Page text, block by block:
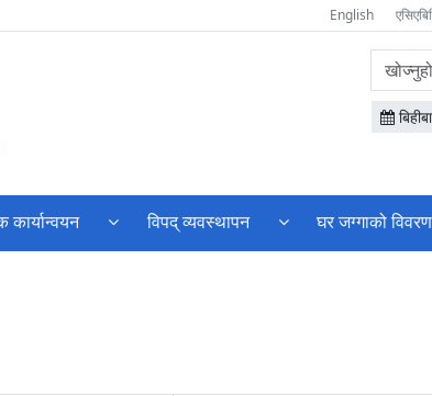
English
सामग्री
खोज्नुहोस
विपद् व्यवस्थापन घर जग्गाको विवरण